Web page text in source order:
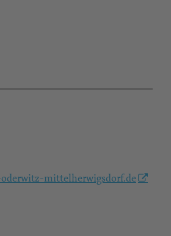
mittelherwigsdorf.de